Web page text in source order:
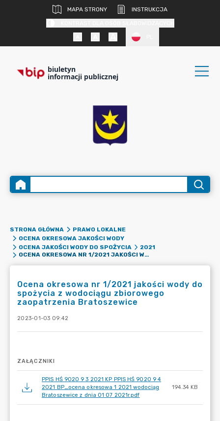
MAPA STRONY
INSTRUKCJA
biuletyn
informacji publicznej
STRONA GŁÓWNA
PRAWO LOKALNE
OCENA OKRESOWA JAKOŚCI WODY
OCENA JAKOŚCI WODY DO SPOŻYCIA
2021
OCENA OKRESOWA NR 1/2021 JAKOŚCI WODY DO SPOŻYCIA Z WODOCIĄGU ZBIOROWEGO ZAOPATRZENIA BRATOSZEWICE
Ocena okresowa nr 1/2021 jakości wody do
spożycia z wodociągu zbiorowego
zaopatrzenia Bratoszewice
2023-01-03 09:42
ZAŁĄCZNIKI
PPIS HŚ 9020 9 3 2021 KP PPIS HŚ 9020 9 4
2021 BP_ocena okresowa 1 2021 wodociąg
Bratoszewice z dnia 01 07 2021r.pdf
194.34 KB